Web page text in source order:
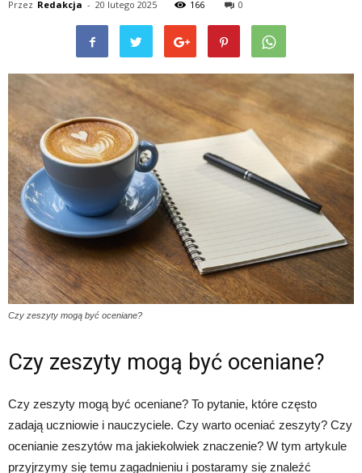
Przez Redakcja - 20 lutego 2025 166 0
Czy zeszyty mogą być oceniane?
Czy zeszyty mogą być oceniane?
Czy zeszyty mogą być oceniane? To pytanie, które często
zadają uczniowie i nauczyciele. Czy warto oceniać zeszyty? Czy
ocenianie zeszytów ma jakiekolwiek znaczenie? W tym artykule
przyjrzymy się temu zagadnieniu i postaramy się znaleźć